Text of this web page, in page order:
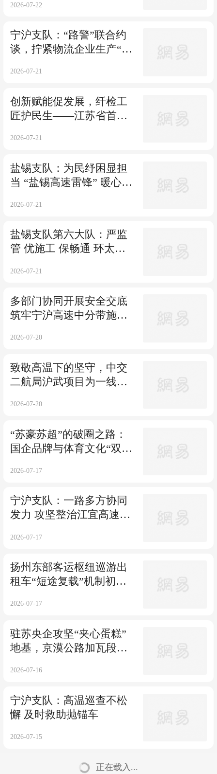
2026-07-22
宁沪支队：“路警”联合约
谈，拧紧物流企业生产“安
2026-07-21
创新赋能促发展，纤检工
匠护民生——江苏省首届
南京成功举办
2026-07-21
盐锡支队：为民纾困显担
当 “盐锡高速雷锋” 暖心施
2026-07-21
盐锡支队第六大队：严监
管 优施工 保畅通 环太湖
满收官
2026-07-21
多部门协同开展安全交底
筑牢宁沪高速中分带施工
2026-07-20
致敬高温下的坚守，中交
二航局沪武项目为一线送
2026-07-20
“苏豪苏超”的破圈之路：
国企品牌与体育文化“双向
2026-07-17
宁沪支队：一路多方协同
发力 攻坚整治江宜高速扬
序
2026-07-17
扬州东部客运枢纽巡游出
租车“短途复载”机制初见
2026-07-17
驻苏央企攻坚“夹心蛋糕”
地基，京漠公路加瓦段软
2026-07-16
宁沪支队：高温巡查不松
懈 及时救助抛锚车
2026-07-15
正在载入...